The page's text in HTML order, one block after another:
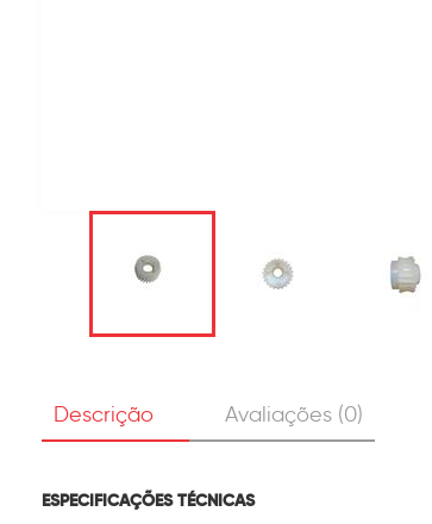
Descrição Avaliações (0)
ESPECIFICAÇÕES TÉCNICAS